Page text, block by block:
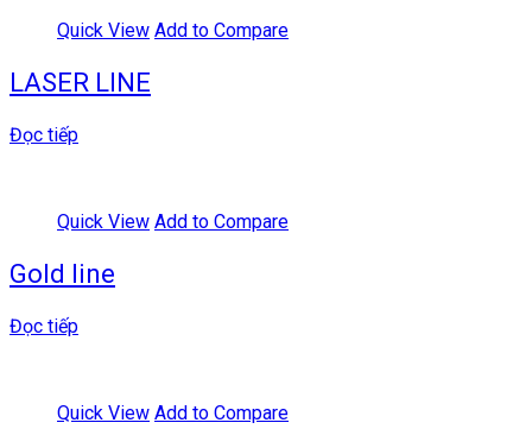
Quick View Add to Compare
LASER LINE
Đọc tiếp
Quick View Add to Compare
Gold line
Đọc tiếp
Quick View Add to Compare